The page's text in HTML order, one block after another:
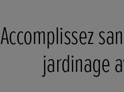
Accomplissez
jardinage